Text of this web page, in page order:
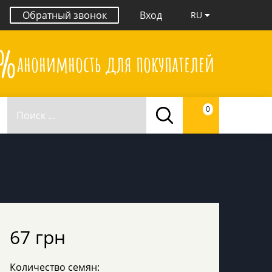
Обратный звонок Вход RU
анонимность для покупателей
0
67 грн
Количество семян: